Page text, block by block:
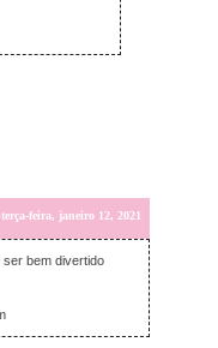
terça-feira, janeiro 12, 2021
bem divertido